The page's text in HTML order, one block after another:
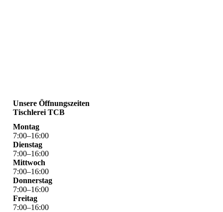
Unsere Öffnungszeiten
Tischlerei TCB
Montag
7:00–16:00
Dienstag
7:00–16:00
Mittwoch
7:00–16:00
Donnerstag
7:00–16:00
Freitag
7:00–16:00